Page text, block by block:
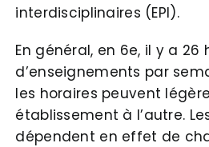
interdisciplinaires (EPI).
En général, en 6e, il y a 26
d’enseignements par
les horaires peuvent
établissement à l’autre.
dépendent en effet de